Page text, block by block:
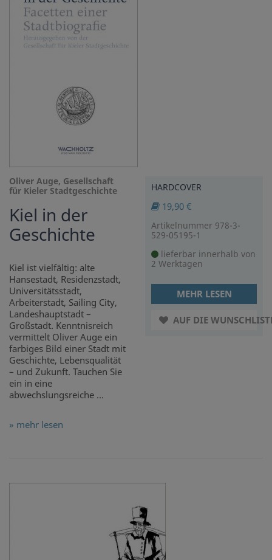
Oliver Auge, Gesellschaft
für Kieler Stadtgeschichte
Kiel in der
Geschichte
Kiel ist vielfältig: alte
Hansestadt, Residenzstadt,
Universitätsstadt,
Arbeiterstadt, Sailing City,
Landeshauptstadt –
Großstadt. Kenntnisreich
vermittelt Oliver Auge ein
farbiges Bild einer Stadt mit
Geschichte, Lebensqualität
– und Zukunft. Tauchen Sie
ein in eine
abwechslungsreiche ...
» mehr lesen
HARDCOVER
19,90 €
Artikelnummer 978-3-
529-05195-1
lieferbar innerhalb von
2 Werktagen
MEHR LESEN
AUF DIE